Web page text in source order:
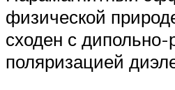
физической
сходен с дипольно-
поляризацией